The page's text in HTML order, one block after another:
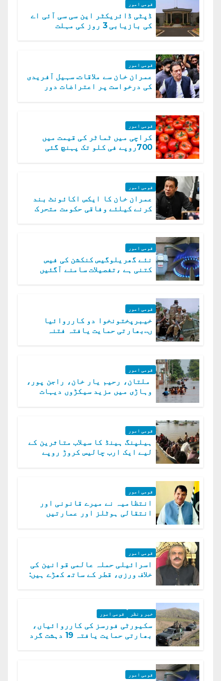
قومی امور
ڈپٹی ڈائریکٹر این سی سی آئی اے
کی بازیابی 3 روز کی مہلت
قومی امور
عمران خان سے ملاقات. سہیل آفریدی
کی درخواست پر اعتراضات دور
قومی امور
کراچی میں ٹماٹر کی قیمت میں
700روپے فی کلو تک پہنچ گئی
قومی امور
عمران خان کا ایکس اکائونٹ بند
کرنے کیلئے وفاقی حکومت متحرک
قومی امور
نئے گھریلوگیس کنکشن کی فیس
کتنی ہے ،تفصیلات سامنے آگئیں
قومی امور
خیبرپختونخوا دو کارروائیا
ں..بھارتی حمایت یافتہ فتنہ
قومی امور
ملتان، رحیم یار خان، راجن پور،
وہاڑی میں مزید سیکڑوں دیہات
قومی امور
ہیلپنگ ہینڈ کا سیلاب متاثرین کے
لیے ایک ارب چالیس کروڑ روپے
قومی امور
انتظامیہ نے میرے قانونی اور
انتقالی ہوٹلز اور عمارتیں
قومی امور
اسرائیلی حملہ عالمی قوانین کی
خلاف ورزی، قطر کے ساتھ کھڑے ہیں:
خبر و نظر قومی امور
سکیورٹی فورسز کی کارروائیاں،
بھارتی حمایت یافتہ 19 دہشت گرد
قومی امور